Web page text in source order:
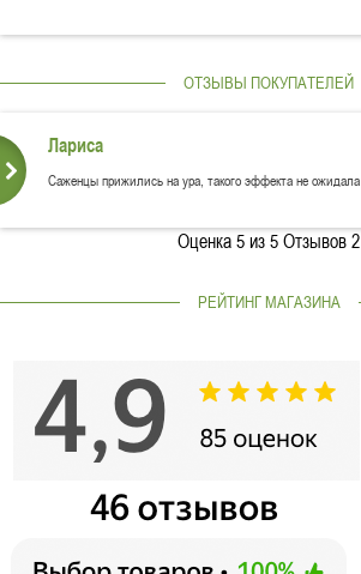
ОТЗЫВЫ ПОКУПАТЕЛЕЙ
Лариса
Саженцы прижились на ура, такого эффекта не ожидала
Оценка5из 5 Отзывов2
РЕЙТИНГ МАГАЗИНА